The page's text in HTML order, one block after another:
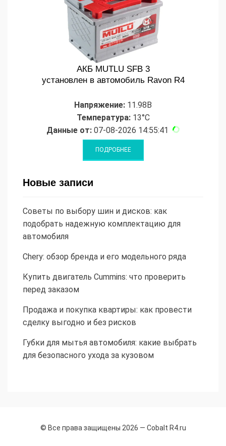
АКБ MUTLU SFB 3
установлен в автомобиль Ravon R4
Напряжение: 11.98В
Температура:13°C
Данные от: 07-08-2026 14:55:41
Новые записи
Советы по выбору шин и дисков: как
подобрать надежную комплектацию для
автомобиля
Chery: обзор бренда и его модельного ряда
Купить двигатель Cummins: что проверить
перед заказом
Продажа и покупка квартиры: как провести
сделку выгодно и без рисков
Губки для мытья автомобиля: какие выбрать
для безопасного ухода за кузовом
© Все права защищены 2026 — Cobalt R4.ru